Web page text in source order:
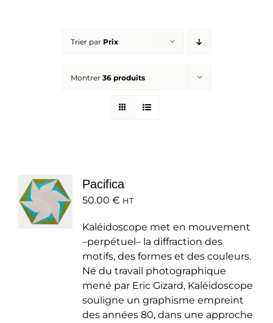
Trier par Prix
Montrer 36 produits
Pacifica
50.00 € HT
Kaléidoscope met en mouvement
–perpétuel– la diffraction des
motifs, des formes et des couleurs.
Né du travail photographique
mené par Eric Gizard, Kaléidoscope
souligne un graphisme empreint
des années 80, dans une approche